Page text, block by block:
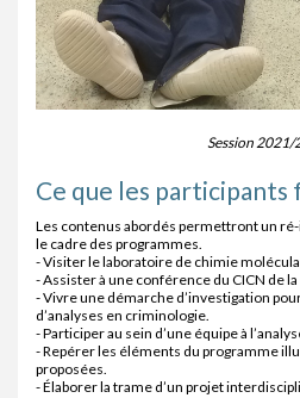
Session 2021/
Ce que les
Les contenus abordés permettront un
le cadre des programmes.
- Visiter le laboratoire de chimie
- Assister à une conférence du CICN de
- Vivre une démarche d’investigation
d’analyses en criminologie.
- Participer au sein d’une équipe à
- Repérer les éléments du programme
proposées.
- Élaborer la trame d’un projet